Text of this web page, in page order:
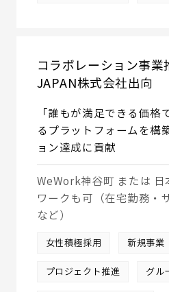
コラボレーション事業
JAPAN株式会社出向
「誰もが満足できる価格
るプラットフォームを構
ョン達成に貢献
WeWork神谷町 または 日
ワークも可（在宅勤務・
など）
女性積極採用 新規事業
プロジェクト推進 グル